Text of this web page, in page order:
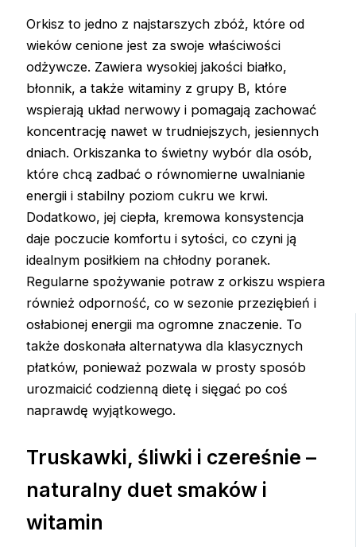
Orkisz to jedno z najstarszych zbóż, które od
wieków cenione jest za swoje właściwości
odżywcze. Zawiera wysokiej jakości białko,
błonnik, a także witaminy z grupy B, które
wspierają układ nerwowy i pomagają zachować
koncentrację nawet w trudniejszych, jesiennych
dniach. Orkiszanka to świetny wybór dla osób,
które chcą zadbać o równomierne uwalnianie
energii i stabilny poziom cukru we krwi.
Dodatkowo, jej ciepła, kremowa konsystencja
daje poczucie komfortu i sytości, co czyni ją
idealnym posiłkiem na chłodny poranek.
Regularne spożywanie potraw z orkiszu wspiera
również odporność, co w sezonie przeziębień i
osłabionej energii ma ogromne znaczenie. To
także doskonała alternatywa dla klasycznych
płatków, ponieważ pozwala w prosty sposób
urozmaicić codzienną dietę i sięgać po coś
naprawdę wyjątkowego.
Truskawki, śliwki i czereśnie –
naturalny duet smaków i
witamin